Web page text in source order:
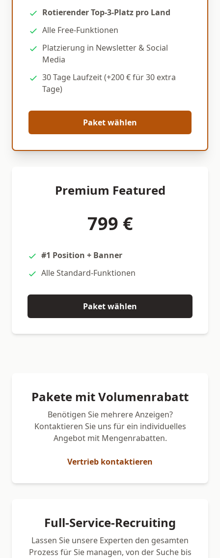
Rotierender Top-3-Platz pro Land
Alle Free-Funktionen
Platzierung in Newsletter & Social
Media
30 Tage Laufzeit (+200 € für 30 extra
Tage)
Paket wählen
Premium Featured
799 €
#1 Position + Banner
Alle Standard-Funktionen
Paket wählen
Pakete mit Volumenrabatt
Benötigen Sie mehrere Anzeigen?
Kontaktieren Sie uns für ein individuelles
Angebot mit Mengenrabatten.
Vertrieb kontaktieren
Full-Service-Recruiting
Lassen Sie unsere Experten den gesamten
Prozess für Sie managen, von der Suche bis